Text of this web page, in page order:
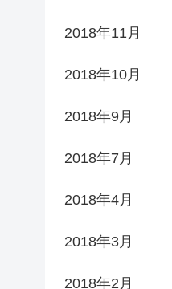
2018年11月
2018年10月
2018年9月
2018年7月
2018年4月
2018年3月
2018年2月